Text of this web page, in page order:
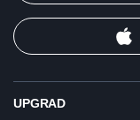
UPGRAD